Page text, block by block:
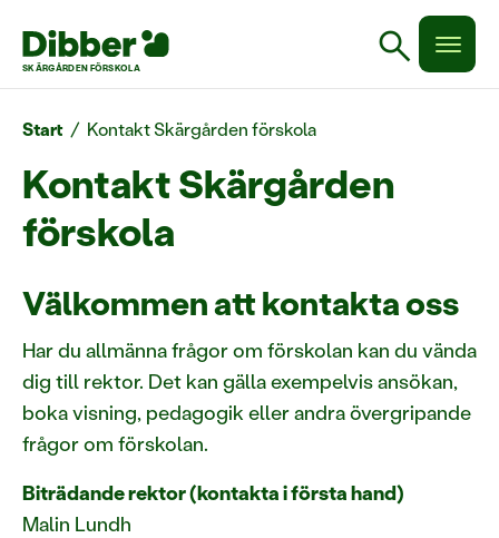
SKÄRGÅRDEN FÖRSKOLA search
Start / Kontakt Skärgården förskola
Kontakt Skärgården
förskola
Välkommen att kontakta oss
Har du allmänna frågor om förskolan kan du vända
dig till rektor. Det kan gälla exempelvis ansökan,
boka visning, pedagogik eller andra övergripande
frågor om förskolan.
Biträdande rektor (kontakta i första hand)
Malin Lundh